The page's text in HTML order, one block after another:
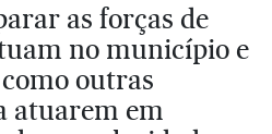
as forças de
no município e
outras
atuarem em